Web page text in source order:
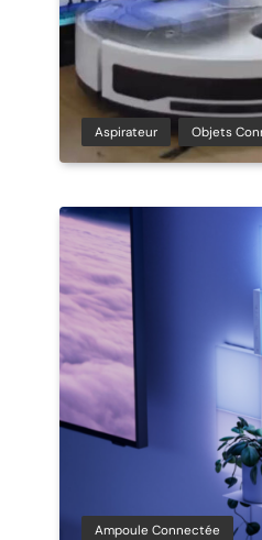
Aspirateur Objets
Ampoule Connectée